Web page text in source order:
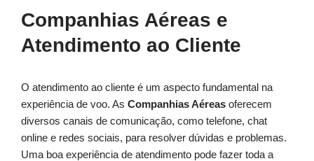
Companhias Aéreas e
Atendimento ao Cliente
O atendimento ao cliente é um aspecto fundamental na
experiência de voo. As Companhias Aéreas oferecem
diversos canais de comunicação, como telefone, chat
online e redes sociais, para resolver dúvidas e problemas.
Uma boa experiência de atendimento pode fazer toda a